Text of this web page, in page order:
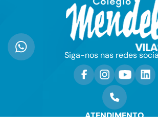
ATENDIMENTO
Siga-nos nas redes